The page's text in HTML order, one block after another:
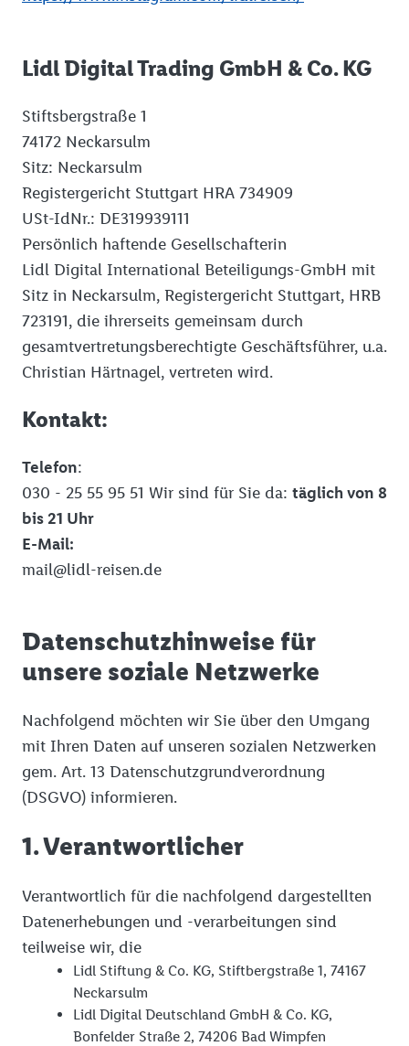
Lidl Digital Trading GmbH & Co. KG
Stiftsbergstraße 1
74172 Neckarsulm
Sitz: Neckarsulm
Registergericht Stuttgart HRA 734909
USt-IdNr.: DE319939111
Persönlich haftende Gesellschafterin
Lidl Digital International Beteiligungs-GmbH mit
Sitz in Neckarsulm, Registergericht Stuttgart, HRB
723191, die ihrerseits gemeinsam durch
gesamtvertretungsberechtigte Geschäftsführer, u.a.
Christian Härtnagel, vertreten wird.
Kontakt:
Telefon:
030 - 25 55 95 51 Wir sind für Sie da: täglich von 8
bis 21 Uhr
E-Mail:
mail@lidl-reisen.de
Datenschutzhinweise für
unsere soziale Netzwerke
Nachfolgend möchten wir Sie über den Umgang
mit Ihren Daten auf unseren sozialen Netzwerken
gem. Art. 13 Datenschutzgrundverordnung
(DSGVO) informieren.
1. Verantwortlicher
Verantwortlich für die nachfolgend dargestellten
Datenerhebungen und -verarbeitungen sind
teilweise wir, die
Lidl Stiftung & Co. KG, Stiftbergstraße 1, 74167
Neckarsulm
Lidl Digital Deutschland GmbH & Co. KG,
Bonfelder Straße 2, 74206 Bad Wimpfen